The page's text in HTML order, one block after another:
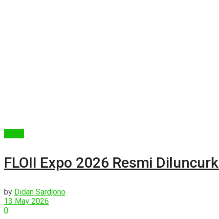
FLOII Expo 2026 Resmi
by Didan Sardjono
13 May 2026
0